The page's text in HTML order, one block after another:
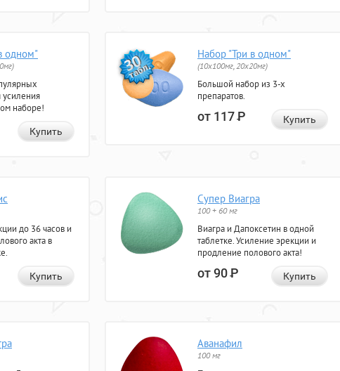
одном"
усиления
наборе!
Купить
Набор "Три в одном"
(10x100мг, 20x20мг)
Большой набор из 3-х
препаратов.
от 117Р Купить
до 36 часов и
акта в
Купить
Супер Виагра
100 + 60 мг
Виагра и Дапоксетин в одной
таблетке. Усиление эрекции и
продление полового акта!
от 90Р Купить
Аванафил
100 мг